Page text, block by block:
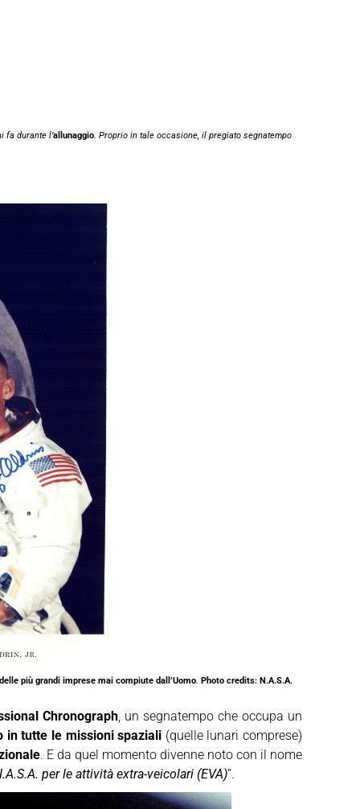
fa durante l’allunaggio. Proprio in tale occasione, il pregiato segnatempo
più grandi imprese mai compiute dall’Uomo. Photo credits: N.A.S.A.
Chronograph, un segnatempo che occupa un
in tutte le missioni spaziali (quelle lunari comprese)
. E da quel momento divenne noto con il nome
per le attività extra-veicolari (EVA)”.